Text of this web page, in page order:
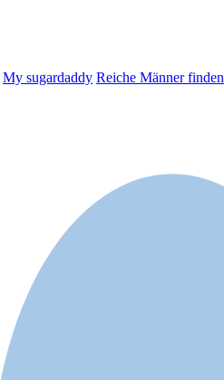
My sugardaddy Reiche Männer finden